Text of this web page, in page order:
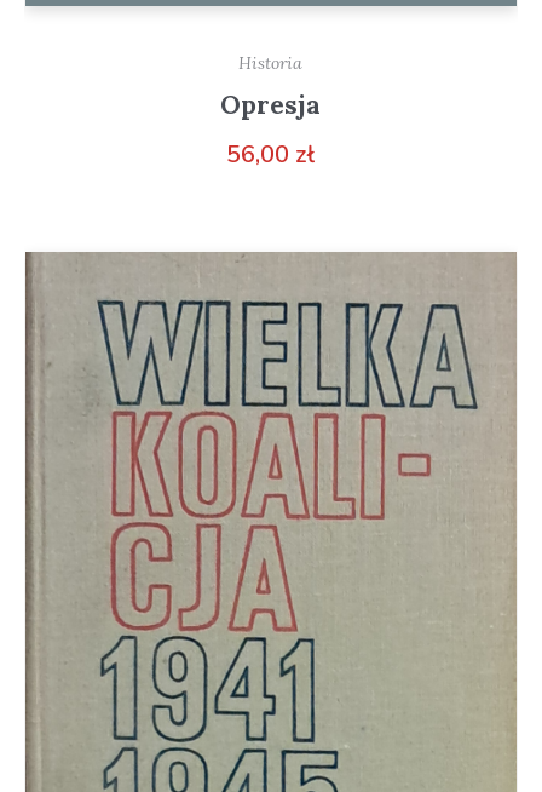
Historia
Opresja
56,00 zł